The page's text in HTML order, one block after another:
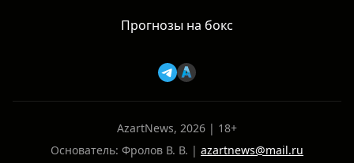
Прогнозы на бокс
AzartNews, 2026 | 18+
Основатель: Фролов В. В. | azartnews@mail.ru